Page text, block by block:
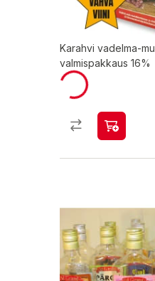
Karahvi vadelma-
valmispakkaus 16%